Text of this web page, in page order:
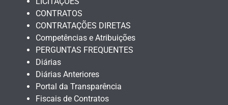
CONTRATOS
CONTRATAÇÕES DIRETAS
Competências e Atribuições
PERGUNTAS FREQUENTES
Diárias
Diárias Anteriores
Portal da Transparência
Fiscais de Contratos